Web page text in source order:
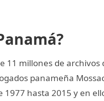
11 millones de archivos
panameña
1977 hasta 2015 y en